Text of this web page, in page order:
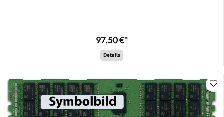
97,50 €*
Details